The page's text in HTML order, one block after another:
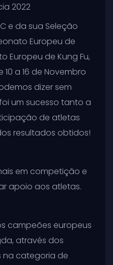
2022
e da sua Seleção
Europeu de
Europeu de Kung Fu,
a 16 de Novembro
dizer sem
um sucesso tanto a
de atletas
resultados obtidos!
em competição e
apoio aos atletas.
campeões europeus
através dos
na categoria de